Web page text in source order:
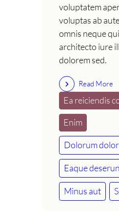
voluptatem
voluptas ab
omnis neque
architecto iure
dolorem sed.
Read More
Ea reiciendis
Enim
Dolorum
Eaque
Minus aut